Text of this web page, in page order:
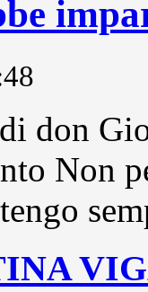
don
Non